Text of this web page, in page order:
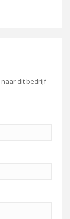
naar dit bedrijf